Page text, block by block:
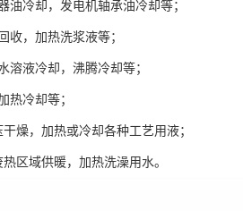
油冷却，发电机轴承油冷却等；
收，加热洗浆液等；
溶液冷却，沸腾冷却等；
热冷却等；
燥，加热或冷却各种工艺用液；
区域供暖，加热洗澡用水。